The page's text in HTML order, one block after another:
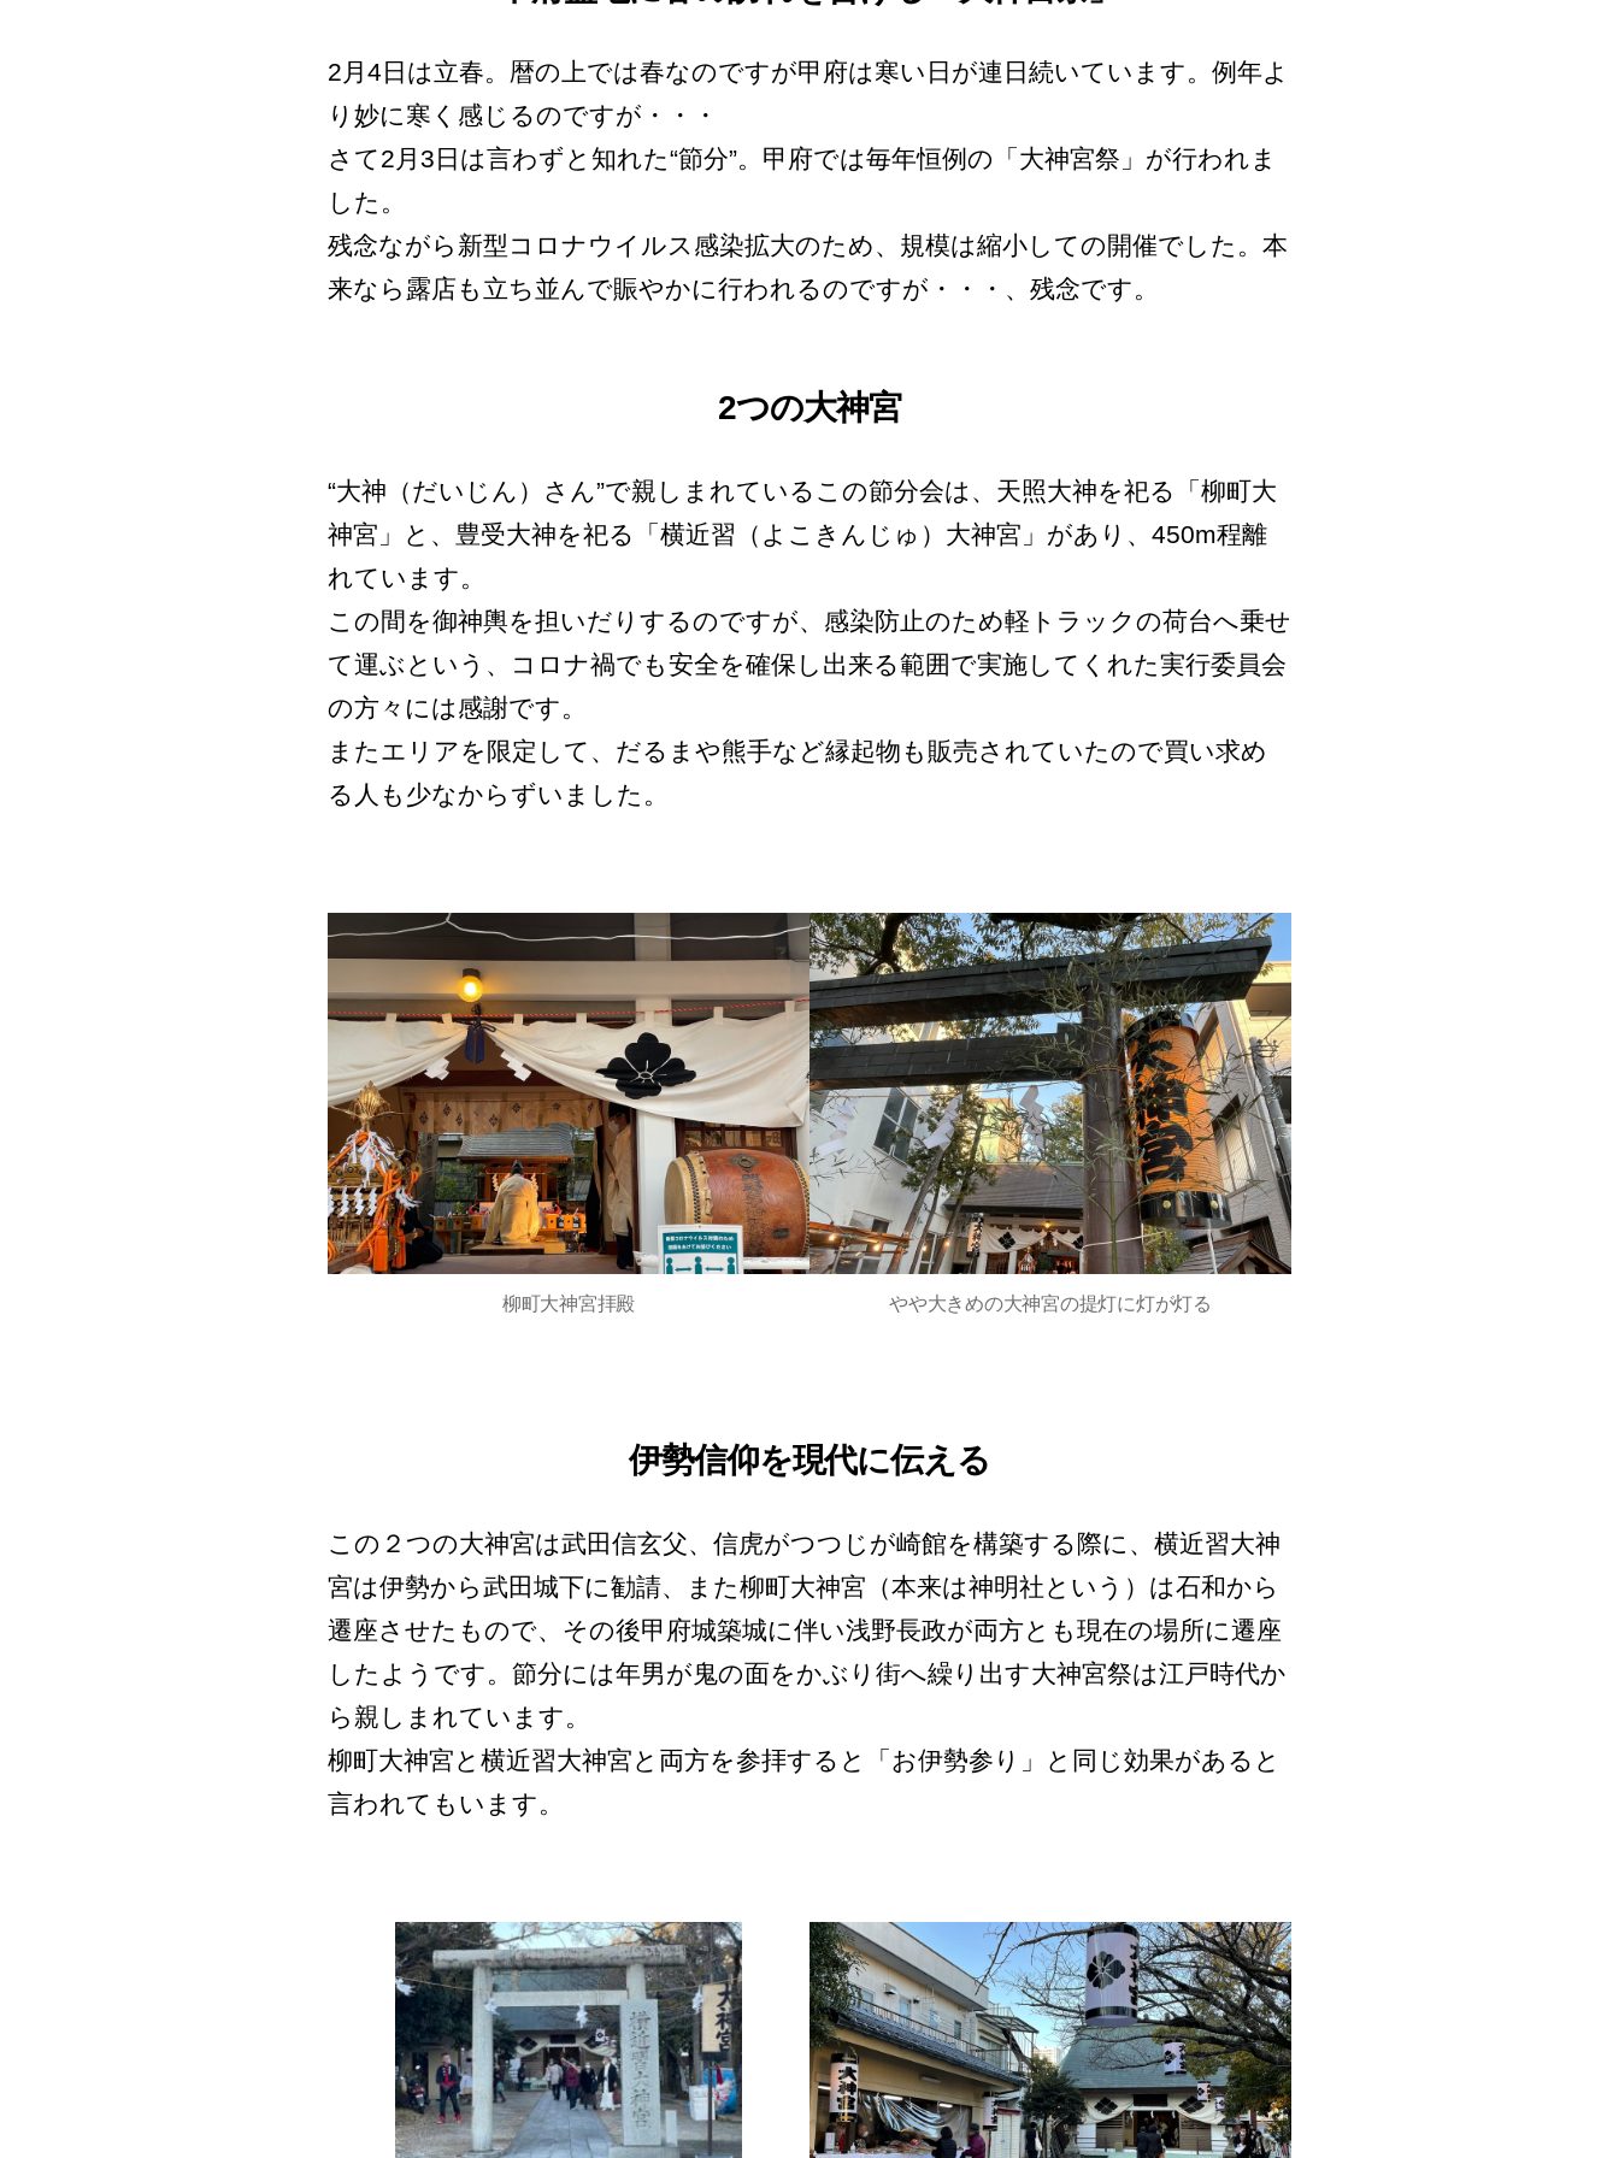
2月4日は立春。暦の上では春なのですが甲府は寒い日が連日続いています。例年よ
り妙に寒く感じるのですが・・・
さて2月3日は言わずと知れた“節分”。甲府では毎年恒例の「大神宮祭」が行われま
した。
残念ながら新型コロナウイルス感染拡大のため、規模は縮小しての開催でした。本
来なら露店も立ち並んで賑やかに行われるのですが・・・、残念です。
2つの大神宮
“大神（だいじん）さん”で親しまれているこの節分会は、天照大神を祀る「柳町大
神宮」と、豊受大神を祀る「横近習（よこきんじゅ）大神宮」があり、450m程離
れています。
この間を御神輿を担いだりするのですが、感染防止のため軽トラックの荷台へ乗せ
て運ぶという、コロナ禍でも安全を確保し出来る範囲で実施してくれた実行委員会
の方々には感謝です。
またエリアを限定して、だるまや熊手など縁起物も販売されていたので買い求め
る人も少なからずいました。
柳町大神宮拝殿 やや大きめの大神宮の提灯に灯が灯る
伊勢信仰を現代に伝える
この２つの大神宮は武田信玄父、信虎がつつじが崎館を構築する際に、横近習大神
宮は伊勢から武田城下に勧請、また柳町大神宮（本来は神明社という）は石和から
遷座させたもので、その後甲府城築城に伴い浅野長政が両方とも現在の場所に遷座
したようです。節分には年男が鬼の面をかぶり街へ繰り出す大神宮祭は江戸時代か
ら親しまれています。
柳町大神宮と横近習大神宮と両方を参拝すると「お伊勢参り」と同じ効果があると
言われてもいます。